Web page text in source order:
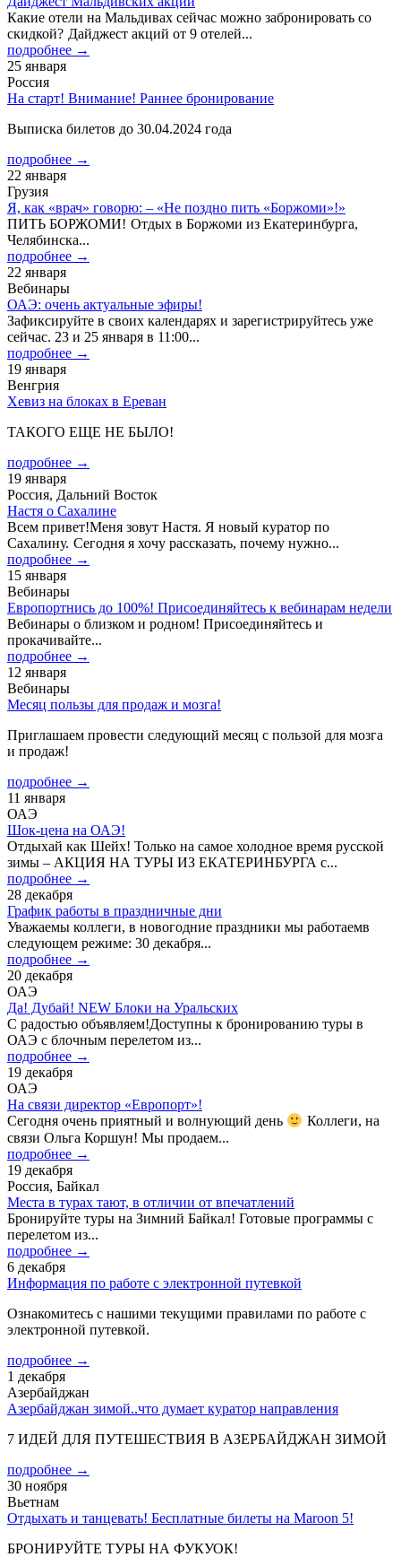
Какие отели на Мальдивах сейчас можно забронировать со
скидкой? Дайджест акций от 9 отелей...
подробнее →
25 января
Россия
На старт! Внимание! Раннее бронирование
Выписка билетов до 30.04.2024 года
подробнее →
22 января
Грузия
Я, как «врач» говорю: – «Не поздно пить «Боржоми»!»
ПИТЬ БОРЖОМИ! Отдых в Боржоми из Екатеринбурга,
Челябинска...
подробнее →
22 января
Вебинары
ОАЭ: очень актуальные эфиры!
Зафиксируйте в своих календарях и зарегистрируйтесь уже
сейчас. 23 и 25 января в 11:00...
подробнее →
19 января
Венгрия
Хевиз на блоках в Ереван
ТАКОГО ЕЩЕ НЕ БЫЛО!
подробнее →
19 января
Россия, Дальний Восток
Настя о Сахалине
Всем привет!Меня зовут Настя. Я новый куратор по
Сахалину. Сегодня я хочу рассказать, почему нужно...
подробнее →
15 января
Вебинары
Европортнись до 100%! Присоединяйтесь к вебинарам недели
Вебинары о близком и родном! Присоединяйтесь и
прокачивайте...
подробнее →
12 января
Вебинары
Месяц пользы для продаж и мозга!
Приглашаем провести следующий месяц с пользой для мозга
и продаж!
подробнее →
11 января
ОАЭ
Шок-цена на ОАЭ!
Отдыхай как Шейх! Только на самое холодное время русской
зимы – АКЦИЯ НА ТУРЫ ИЗ ЕКАТЕРИНБУРГА с...
подробнее →
28 декабря
График работы в праздничные дни
Уважаемы коллеги, в новогодние праздники мы работаемв
следующем режиме: 30 декабря...
подробнее →
20 декабря
ОАЭ
Да! Дубай! NEW Блоки на Уральских
С радостью объявляем!Доступны к бронированию туры в
ОАЭ с блочным перелетом из...
подробнее →
19 декабря
ОАЭ
​​На связи директор «Европорт»!
Сегодня очень приятный и волнующий день
Коллеги, на
связи Ольга Коршун! Мы продаем...
подробнее →
19 декабря
Россия, Байкал
Места в турах тают, в отличии от впечатлений
Бронируйте туры на Зимний Байкал! Готовые программы с
перелетом из...
подробнее →
6 декабря
Информация по работе с электронной путевкой
Ознакомитесь с нашими текущими правилами по работе с
электронной путевкой.
подробнее →
1 декабря
Азербайджан
Азербайджан зимой..что думает куратор направления
7 ИДЕЙ ДЛЯ ПУТЕШЕСТВИЯ В АЗЕРБАЙДЖАН ЗИМОЙ
подробнее →
30 ноября
Вьетнам
Отдыхать и танцевать! Бесплатные билеты на Maroon 5!
БРОНИРУЙТЕ ТУРЫ НА ФУКУОК!